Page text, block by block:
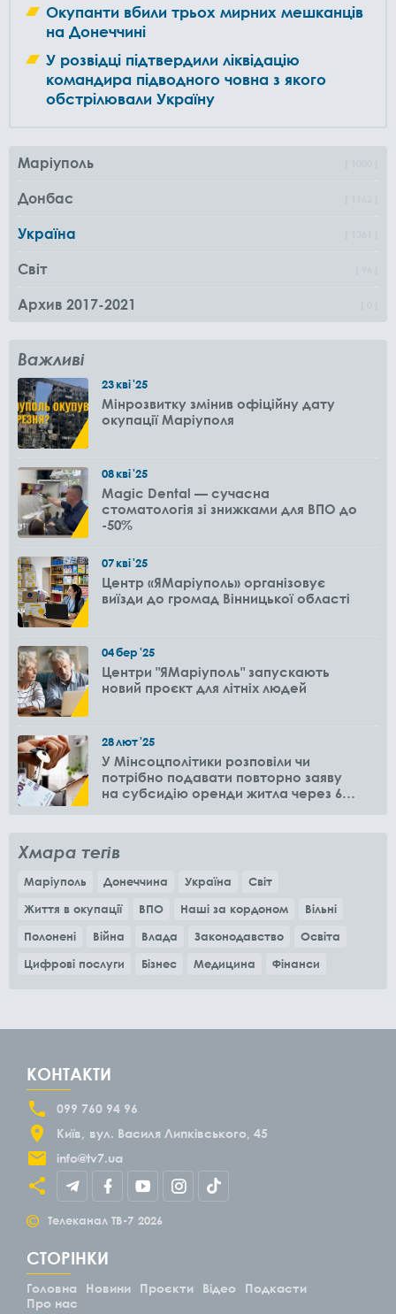
Окупанти вбили трьох мирних мешканців
на Донеччині
У розвідці підтвердили ліквідацію
командира підводного човна з якого
обстрілювали Україну
Маріуполь
Донбас
Україна
Світ
Архив 2017-2021
Важливі
23кві'25
Мінрозвитку змінив офіційну дату
окупації Маріуполя
08кві'25
Magic Dental — сучасна
стоматологія зі знижками для ВПО до
-50%
07кві'25
Центр «ЯМаріуполь» організовує
виїзди до громад Вінницької області
04бер'25
Центри "ЯМаріуполь" запускають
новий проєкт для літніх людей
28лют'25
У Мінсоцполітики розповіли чи
потрібно подавати повторно заяву
на субсидію оренди житла через 6
Хмара тегів
Маріуполь Донеччина Україна
Світ
Життя в окупації
ВПО Наші за кордоном
Вільні
Полонені
Війна Влада Законодавство
Освіта
Цифрові послуги
Бізнес Медицина Фінанси
КОНТАКТИ
099 760 94 96
Київ
вул. Василя Липківського, 45
info@tv7.ua
© Телеканал ТВ-7 2026
СТОРІНКИ
Головна Новини Проєкти Відео
Подкасти
Про нас